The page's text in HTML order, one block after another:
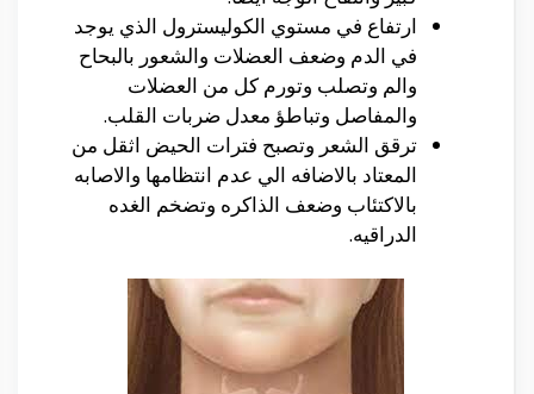
ارتفاع في مستوي الكوليسترول الذي يوجد
في الدم وضعف العضلات والشعور بالبحاح
والم وتصلب وتورم كل من العضلات
والمفاصل وتباطؤ معدل ضربات القلب.
ترقق الشعر وتصبح فترات الحيض اثقل من
المعتاد بالاضافه الي عدم انتظامها والاصابه
بالاكتئاب وضعف الذاكره وتضخم الغده
الدراقيه.